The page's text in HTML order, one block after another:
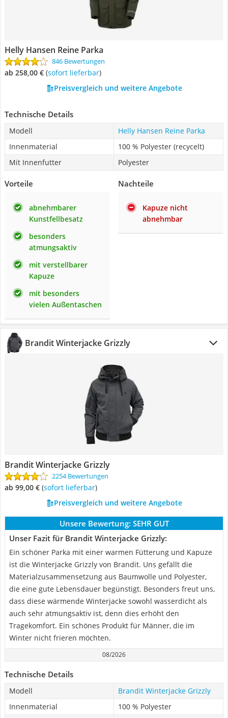
Helly Hansen Reine Parka
846 Bewertungen
ab 258,00 € ( Sofort lieferbar)
Preisvergleich und weitere Angebote
Technische Details
Modell
Helly Hansen Reine Parka
Innenmaterial
100 % Polyester (recycelt)
Mit Innenfutter
Polyester
Vorteile
abnehmbarer
Kunstfellbesatz
besonders
atmungsaktiv
mit verstellbarer
Kapuze
mit besonders
vielen Außentaschen
Nachteile
Kapuze nicht
abnehmbar
Brandit Winterjacke Grizzly
Brandit Winterjacke Grizzly
2254 Bewertungen
ab 99,00 € ( Sofort lieferbar)
Preisvergleich und weitere Angebote
Unsere Bewertung: SEHR GUT
Unser Fazit für Brandit Winterjacke Grizzly:
Ein schöner Parka mit einer warmen Fütterung und Kapuze
ist die Winterjacke Grizzly von Brandit. Uns gefällt die
Materialzusammensetzung aus Baumwolle und Polyester,
die eine gute Lebensdauer begünstigt. Besonders freut uns,
dass diese wärmende Winterjacke sowohl wasserdicht als
auch sehr atmungsaktiv ist, denn dies erhöht den
Tragekomfort. Ein schönes Produkt für Männer, die im
Winter nicht frieren möchten.
08/2026
Technische Details
Modell
Brandit Winterjacke Grizzly
Innenmaterial
100 % Polyester